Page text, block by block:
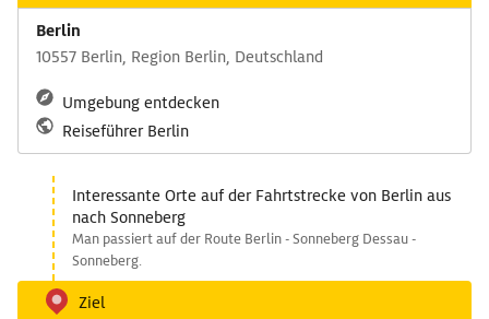
Berlin
10557 Berlin, Region Berlin, Deutschland
Umgebung entdecken
Reiseführer Berlin
Interessante Orte auf der Fahrtstrecke von Berlin aus
nach Sonneberg
Man passiert auf der Route Berlin - Sonneberg Dessau -
Sonneberg.
Ziel